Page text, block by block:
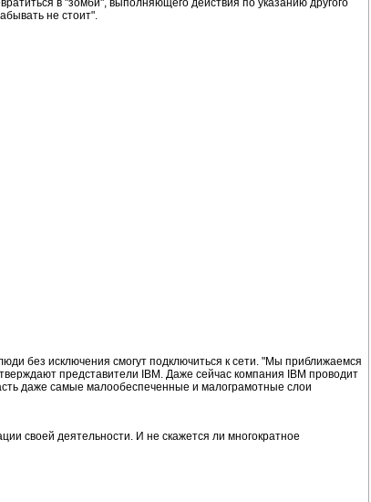
не стоит".
без исключения смогут подключиться к сети. "Мы приближаемся
представители IBM. Даже сейчас компания IBM проводит
даже самые малообеспеченные и малограмотные слои
своей деятельности. И не скажется ли многократное